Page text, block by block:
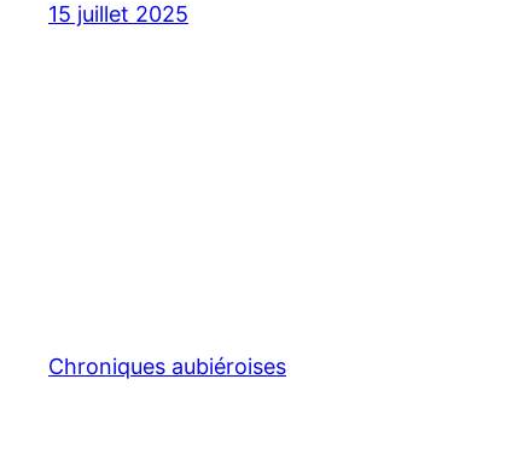
15 juillet 2025
Chroniques aubiéroises